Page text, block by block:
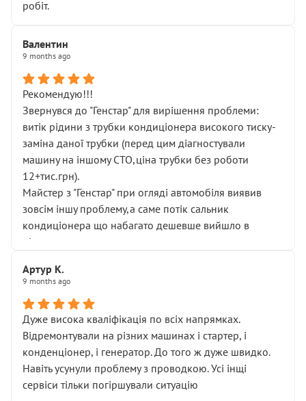
робіт.
Валентин
9 months ago
Рекомендую!!!
Звернувся до "Генстар" для вирішення проблеми:
витік рідини з трубки кондиціонера високого тиску-
заміна даної трубки (перед цим діагностували
машину на іншому СТО,ціна трубки без роботи
12+тис.грн).
Майстер з "Генстар" при огляді автомобіля виявив
зовсім іншу проблему,а саме потік сальник
кондиціонера що набагато дешевше вийшло в
підсумку.
Артур К.
9 months ago
Дуже висока кваліфікація по всіх напрямках.
Відремонтували на різних машинах і стартер, і
конденціонер, і генератор. До того ж дуже швидко.
Навіть усунули проблему з проводкою. Усі інщі
сервіси тільки погіршували ситуацію